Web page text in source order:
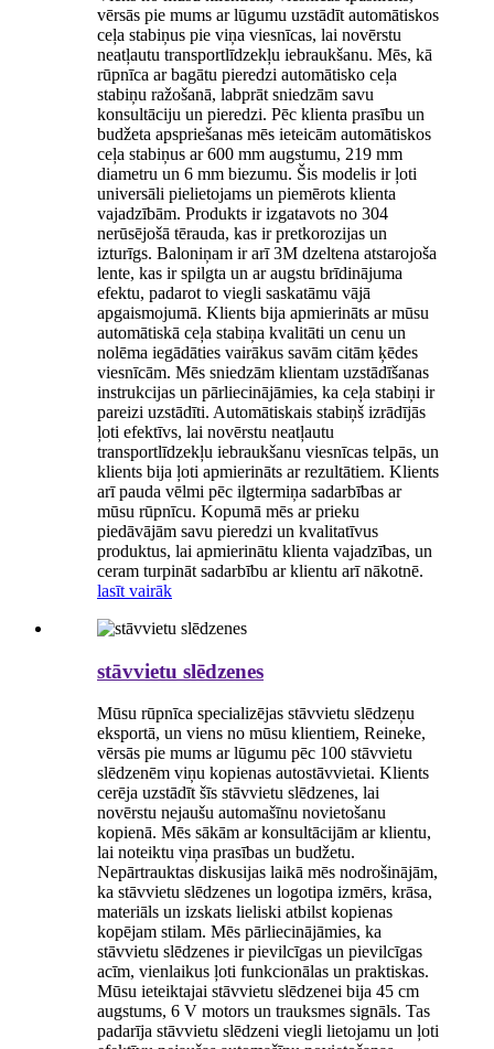
vērsās pie mums ar lūgumu uzstādīt automātiskos
ceļa stabiņus pie viņa viesnīcas, lai novērstu
neatļautu transportlīdzekļu iebraukšanu. Mēs, kā
rūpnīca ar bagātu pieredzi automātisko ceļa
stabiņu ražošanā, labprāt sniedzām savu
konsultāciju un pieredzi. Pēc klienta prasību un
budžeta apspriešanas mēs ieteicām automātiskos
ceļa stabiņus ar 600 mm augstumu, 219 mm
diametru un 6 mm biezumu. Šis modelis ir ļoti
universāli pielietojams un piemērots klienta
vajadzībām. Produkts ir izgatavots no 304
nerūsējošā tērauda, ​​kas ir pretkorozijas un
izturīgs. Baloniņam ir arī 3M dzeltena atstarojoša
lente, kas ir spilgta un ar augstu brīdinājuma
efektu, padarot to viegli saskatāmu vājā
apgaismojumā. Klients bija apmierināts ar mūsu
automātiskā ceļa stabiņa kvalitāti un cenu un
nolēma iegādāties vairākus savām citām ķēdes
viesnīcām. Mēs sniedzām klientam uzstādīšanas
instrukcijas un pārliecinājāmies, ka ceļa stabiņi ir
pareizi uzstādīti. Automātiskais stabiņš izrādījās
ļoti efektīvs, lai novērstu neatļautu
transportlīdzekļu iebraukšanu viesnīcas telpās, un
klients bija ļoti apmierināts ar rezultātiem. Klients
arī pauda vēlmi pēc ilgtermiņa sadarbības ar
mūsu rūpnīcu. Kopumā mēs ar prieku
piedāvājām savu pieredzi un kvalitatīvus
produktus, lai apmierinātu klienta vajadzības, un
ceram turpināt sadarbību ar klientu arī nākotnē.
lasīt vairāk
stāvvietu slēdzenes
Mūsu rūpnīca specializējas stāvvietu slēdzeņu
eksportā, un viens no mūsu klientiem, Reineke,
vērsās pie mums ar lūgumu pēc 100 stāvvietu
slēdzenēm viņu kopienas autostāvvietai. Klients
cerēja uzstādīt šīs stāvvietu slēdzenes, lai
novērstu nejaušu automašīnu novietošanu
kopienā. Mēs sākām ar konsultācijām ar klientu,
lai noteiktu viņa prasības un budžetu.
Nepārtrauktas diskusijas laikā mēs nodrošinājām,
ka stāvvietu slēdzenes un logotipa izmērs, krāsa,
materiāls un izskats lieliski atbilst kopienas
kopējam stilam. Mēs pārliecinājāmies, ka
stāvvietu slēdzenes ir pievilcīgas un pievilcīgas
acīm, vienlaikus ļoti funkcionālas un praktiskas.
Mūsu ieteiktajai stāvvietu slēdzenei bija 45 cm
augstums, 6 V motors un trauksmes signāls. Tas
padarīja stāvvietu slēdzeni viegli lietojamu un ļoti